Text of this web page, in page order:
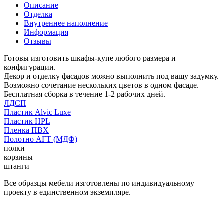
Описание
Отделка
Внутреннее наполнение
Информация
Отзывы
Готовы изготовить шкафы-купе любого размера и
конфигурации.
Декор и отделку фасадов можно выполнить под вашу задумку.
Возможно сочетание нескольких цветов в одном фасаде.
Бесплатная сборка в течение 1-2 рабочих дней.
ЛДСП
Пластик Alvic Luxe
Пластик HPL
Пленка ПВХ
Полотно АГТ (МДФ)
полки
корзины
штанги
Все образцы мебели изготовлены по индивидуальному
проекту в единственном экземпляре.